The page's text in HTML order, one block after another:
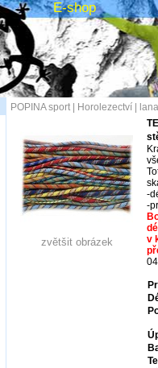
E-shop
POPINA sport| Horolezectví lana
zvětšit obrázek
-
-
v